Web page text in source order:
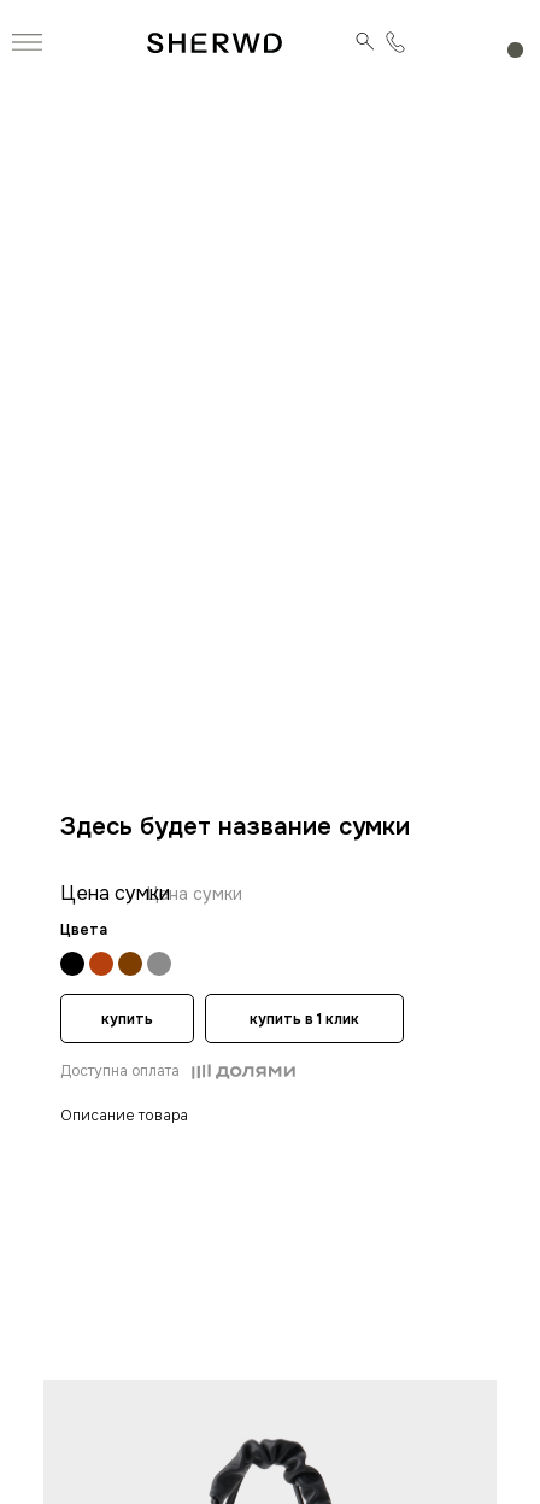
Описание товара
Цена сумки
Цена сумки
Цвета
Здесь будет название сумки
купить купить в 1 клик
Доступна оплата